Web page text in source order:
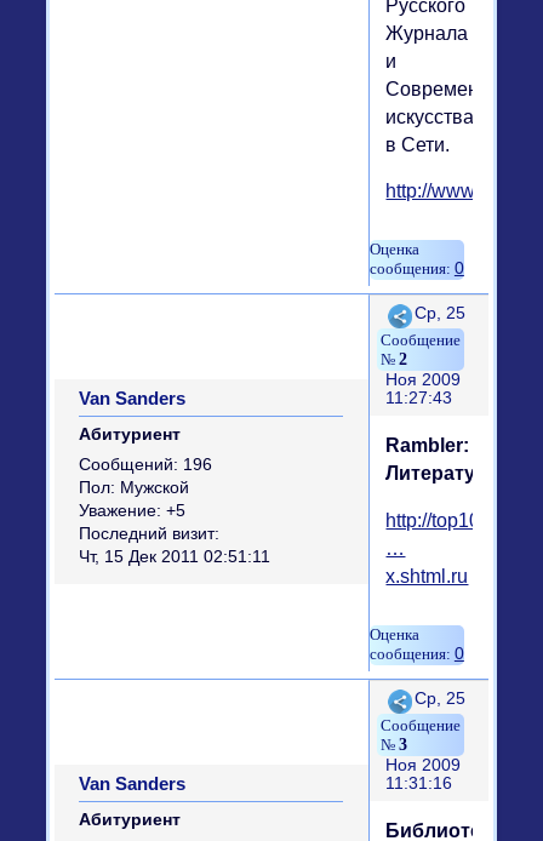
Русского
Журнала
и
Современного
искусства
в Сети.
http://
0
Поделиться
2
Ср, 25
Ноя 2009
11:27:43
Van Sandеrs
Абитуриент
Сообщений: 196
Пол: Мужской
Уважение: +5
Последний визит:
Чт, 15 Дек 2011 02:51:11
Rambler:
Литература
http://
…
x.shtml.ru
0
Поделиться
3
Ср, 25
Ноя 2009
11:31:16
Van Sandеrs
Абитуриент
Библиотека